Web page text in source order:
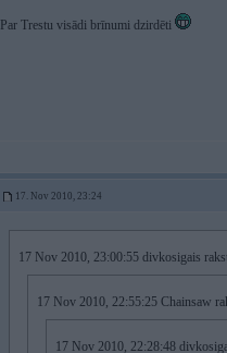
Par Trestu visādi brīnumi dzirdēti
17. Nov 2010, 23:24
17 Nov 2010, 23:00:55 divkosigais
17 Nov 2010, 22:55:25 Chainsaw
17 Nov 2010, 22:28:48